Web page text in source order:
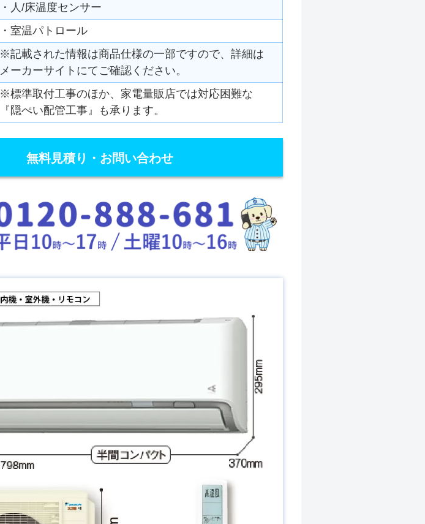
・人/床温度センサー
・室温パトロール
※記載された情報は商品仕様の一部ですので、詳細は
メーカーサイトにてご確認ください。
※標準取付工事のほか、家電量販店では対応困難な
『隠ぺい配管工事』も承ります。
無料見積り・お問い合わせ